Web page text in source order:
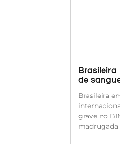
de
Brasileira
grave no
madrugada